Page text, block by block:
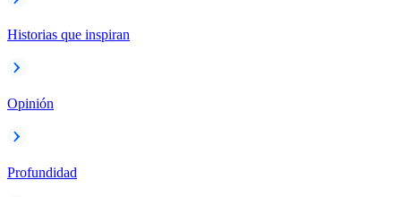
Historias que inspiran
Opinión
Profundidad